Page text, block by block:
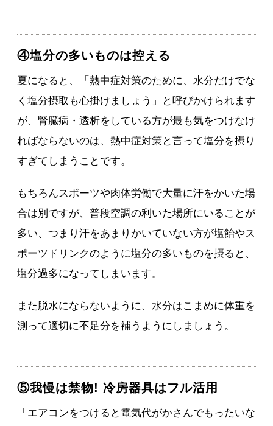
④塩分の多いものは控える
夏になると、「熱中症対策のために、水分だけでな
く塩分摂取も心掛けましょう」と呼びかけられます
が、腎臓病・透析をしている方が最も気をつけなけ
ればならないのは、熱中症対策と言って塩分を摂り
すぎてしまうことです。
もちろんスポーツや肉体労働で大量に汗をかいた場
合は別ですが、普段空調の利いた場所にいることが
多い、つまり汗をあまりかいていない方が塩飴やス
ポーツドリンクのように塩分の多いものを摂ると、
塩分過多になってしまいます。
また脱水にならないように、水分はこまめに体重を
測って適切に不足分を補うようにしましょう。
⑤我慢は禁物! 冷房器具はフル活用
「エアコンをつけると電気代がかさんでもったいな